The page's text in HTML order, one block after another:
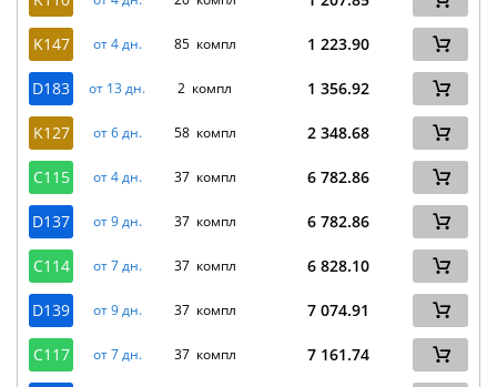
K147 от 4 дн. 85 компл 1 223.90
D183 от 13 дн. 2 компл 1 356.92
K127 от 6 дн. 58 компл 2 348.68
C115 от 4 дн. 37 компл 6 782.86
D137 от 9 дн. 37 компл 6 782.86
C114 от 7 дн. 37 компл 6 828.10
D139 от 9 дн. 37 компл 7 074.91
C117 от 7 дн. 37 компл 7 161.74